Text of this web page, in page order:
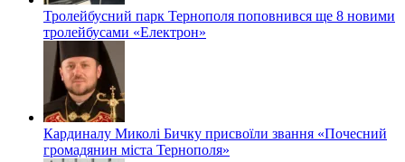
Тролейбусний парк Тернополя поповнився ще 8 новими
тролейбусами «Електрон»
Кардиналу Миколі Бичку присвоїли звання «Почесний
громадянин міста Тернополя»